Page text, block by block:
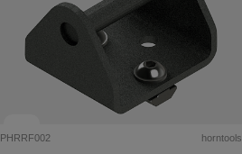
PHRRF002 horntools